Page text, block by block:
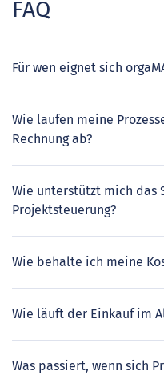
FAQ
Für wen eignet sich
Wie laufen meine
Rechnung ab?
Wie unterstützt mich das
Projektsteuerung?
Wie behalte ich meine
Wie läuft der Einkauf im
Was passiert, wenn sich